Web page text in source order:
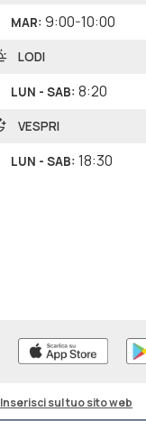
MAR: 9:00-10:00
LODI
LUN - SAB: 8:20
VESPRI
LUN - SAB: 18:30
Inserisci sul tuo sito web